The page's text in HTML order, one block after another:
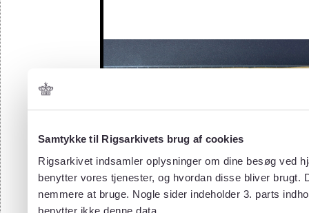
Samtykke til Rigsarkivets brug af cookies
Rigsarkivet indsamler oplysninger om dine besøg ved
benytter vores tjenester, og hvordan disse bliver
nemmere at bruge. Nogle sider indeholder 3. parts
benytter ikke denne data.